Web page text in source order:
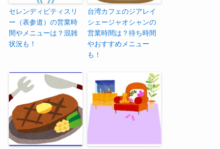
セレンディピティスリ
ー（表参道）の営業時
間やメニューは？混雑
状況も！
台湾カフェのジアレイ
シェージャオシャンの
営業時間は？待ち時間
やおすすめメニュー
も！